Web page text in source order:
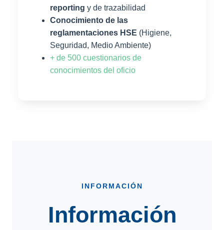
reporting y de trazabilidad
Conocimiento de las
reglamentaciones HSE (Higiene,
Seguridad, Medio Ambiente)
+ de 500 cuestionarios de
conocimientos del oficio
INFORMACIÓN
Información